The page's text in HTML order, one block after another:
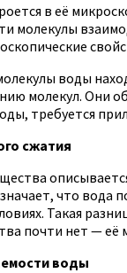
в её
молекулы
воды
молекул. Они
требуется
сжатия
что вода
Такая
почти нет —
воды